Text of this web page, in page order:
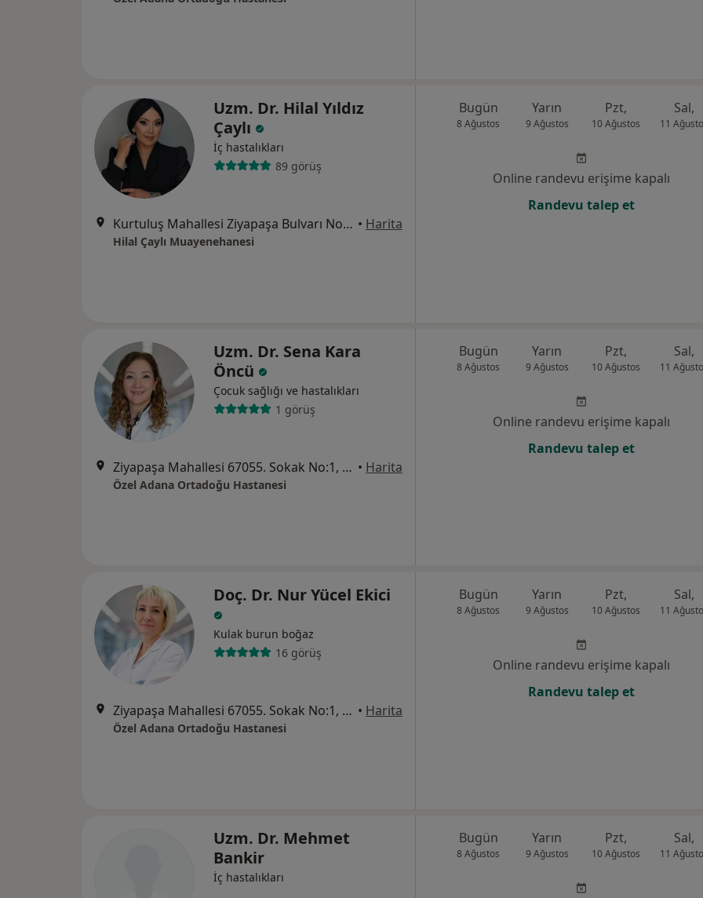
Uzm. Dr. Hilal Yıldız
Çaylı
İç hastalıkları
89 görüş
Kurtuluş Mahallesi Ziyapaşa Bulvarı No.25 Akbenli Apartmanı, Seyhan • Harita
Hilal Çaylı Muayenehanesi
Bugün
8 Ağustos
Yarın
9 Ağustos
Pzt,
10 Ağustos
Sal,
11
Online randevu erişime kapalı
Randevu talep et
Uzm. Dr. Sena Kara
Öncü
Çocuk sağlığı ve hastalıkları
1 görüş
Ziyapaşa Mahallesi 67055. Sokak No:1, Seyhan • Harita
Özel Adana Ortadoğu Hastanesi
Bugün
8 Ağustos
Yarın
9 Ağustos
Pzt,
10 Ağustos
Sal,
11
Online randevu erişime kapalı
Randevu talep et
Doç. Dr. Nur Yücel Ekici
Kulak burun boğaz
16 görüş
Ziyapaşa Mahallesi 67055. Sokak No:1, Seyhan • Harita
Özel Adana Ortadoğu Hastanesi
Bugün
8 Ağustos
Yarın
9 Ağustos
Pzt,
10 Ağustos
Sal,
11
Online randevu erişime kapalı
Randevu talep et
Uzm. Dr. Mehmet
Bankir
İç hastalıkları
Bugün
8 Ağustos
Yarın
9 Ağustos
Pzt,
10 Ağustos
Sal,
11